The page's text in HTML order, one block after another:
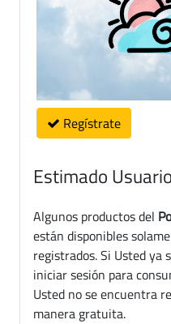
Regístrate
Estimado Usuario
Algunos productos del
están disponibles
registrados. Si Usted ya
iniciar sesión para
Usted no se encuentra
manera gratuita.